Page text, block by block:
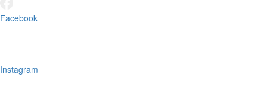
Facebook
Instagram